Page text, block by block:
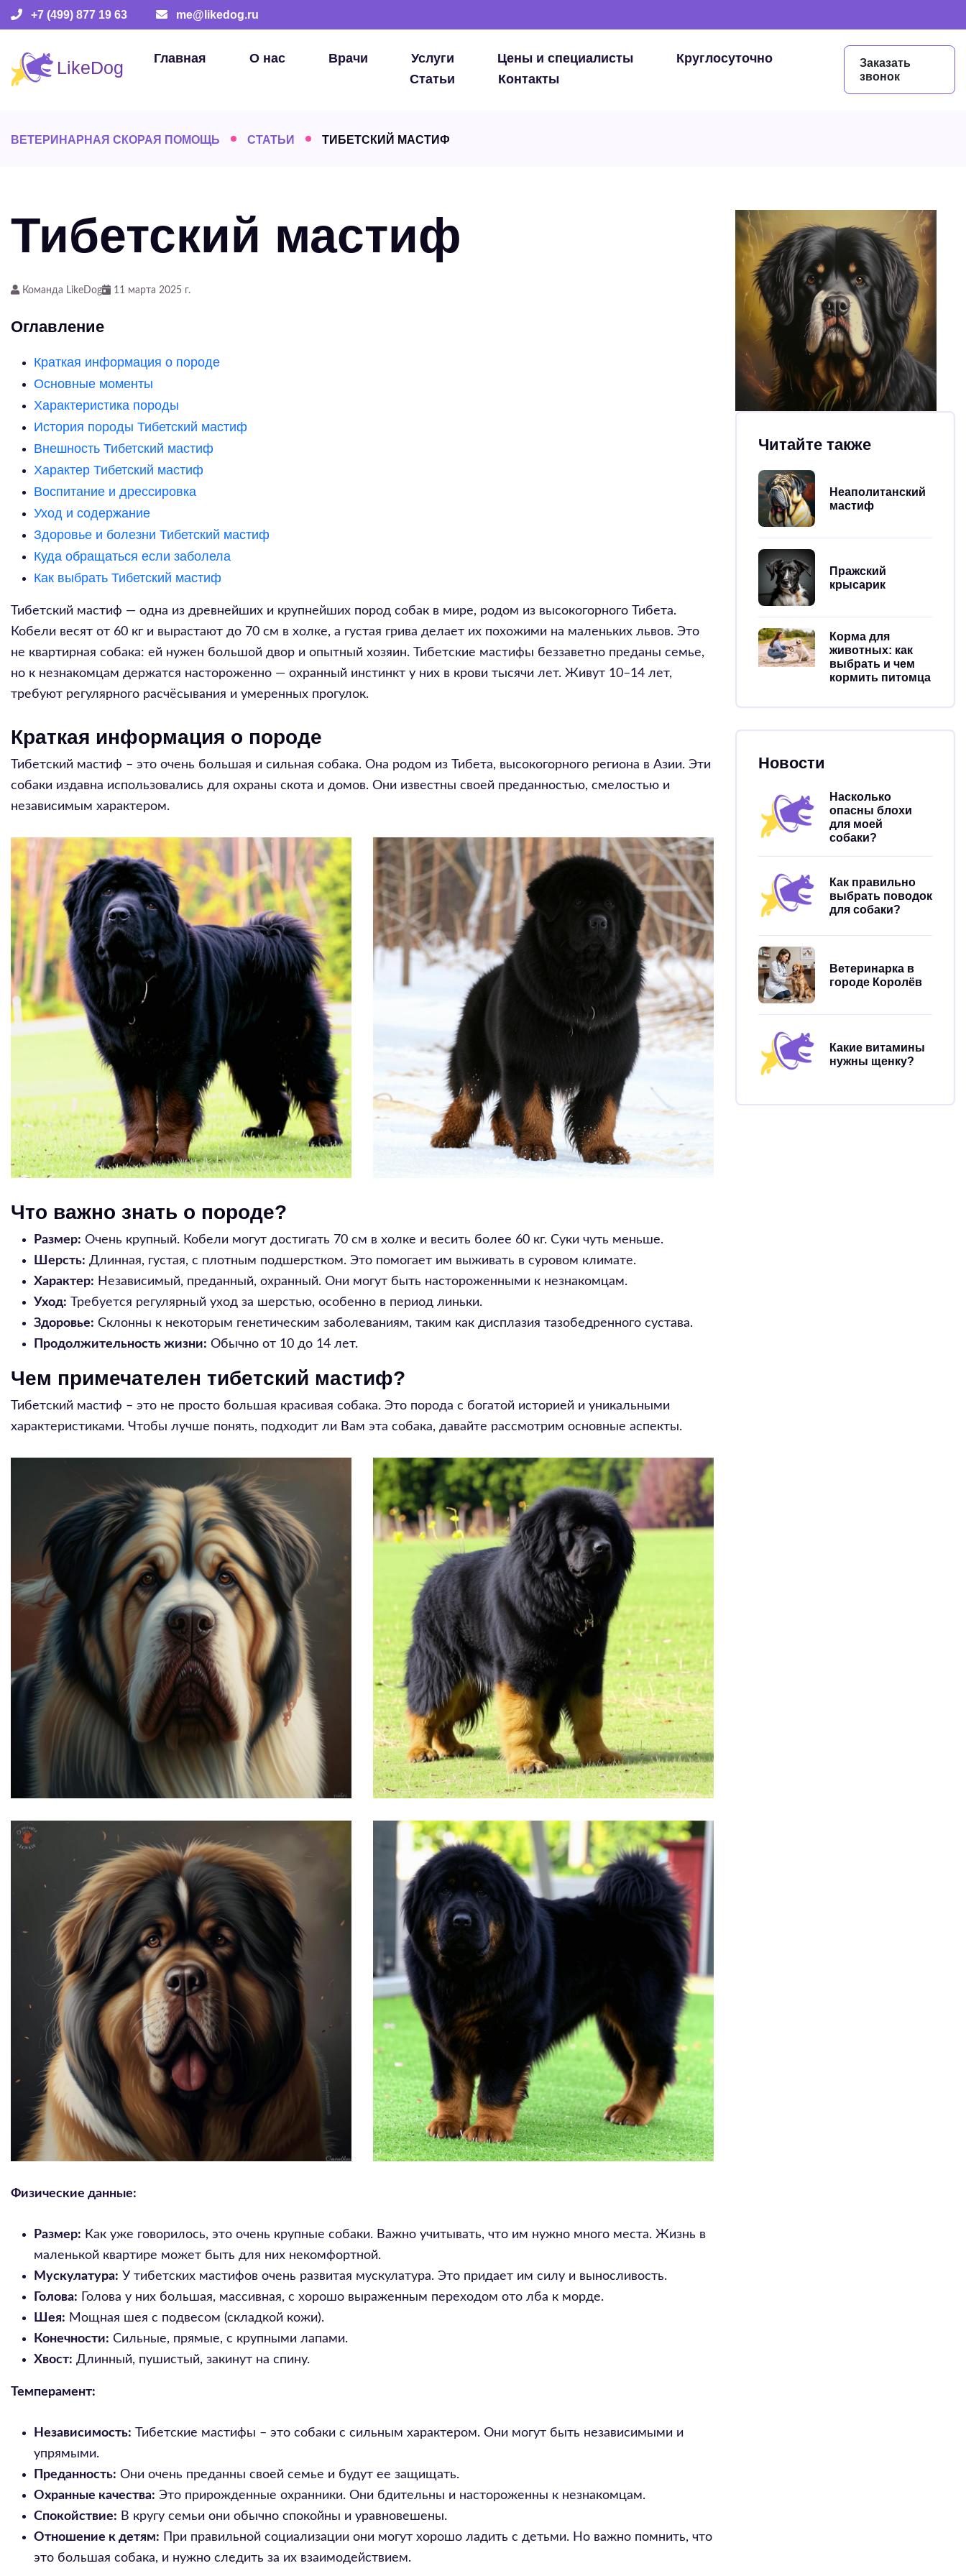
+7 (499) 877 19 63 me@likedog.ru
Главная О нас Врачи Услуги Цены и специалисты
Круглосуточно
Статьи
Контакты
Заказать
звонок
ВЕТЕРИНАРНАЯ СКОРАЯ ПОМОЩЬ СТАТЬИ ТИБЕТСКИЙ МАСТИФ
Тибетский мастиф
Команда LikeDog 11 марта 2025 г.
Оглавление
Краткая информация о породе
Основные моменты
Характеристика породы
История породы Тибетский мастиф
Внешность Тибетский мастиф
Характер Тибетский мастиф
Воспитание и дрессировка
Уход и содержание
Здоровье и болезни Тибетский мастиф
Куда обращаться если заболела
Как выбрать Тибетский мастиф
Тибетский мастиф — одна из древнейших и крупнейших пород собак в мире, родом из высокогорного Тибета.
Кобели весят от 60 кг и вырастают до 70 см в холке, а густая грива делает их похожими на маленьких львов. Это
не квартирная собака: ей нужен большой двор и опытный хозяин. Тибетские мастифы беззаветно преданы семье,
но к незнакомцам держатся настороженно — охранный инстинкт у них в крови тысячи лет. Живут 10–14 лет,
требуют регулярного расчёсывания и умеренных прогулок.
Краткая информация о породе
Тибетский мастиф – это очень большая и сильная собака. Она родом из Тибета, высокогорного региона в Азии. Эти
собаки издавна использовались для охраны скота и домов. Они известны своей преданностью, смелостью и
независимым характером.
Что важно знать о породе?
Размер: Очень крупный. Кобели могут достигать 70 см в холке и весить более 60 кг. Суки чуть меньше.
Шерсть: Длинная, густая, с плотным подшерстком. Это помогает им выживать в суровом климате.
Характер: Независимый, преданный, охранный. Они могут быть настороженными к незнакомцам.
Уход: Требуется регулярный уход за шерстью, особенно в период линьки.
Здоровье: Склонны к некоторым генетическим заболеваниям, таким как дисплазия тазобедренного сустава.
Продолжительность жизни: Обычно от 10 до 14 лет.
Чем примечателен тибетский мастиф?
Тибетский мастиф – это не просто большая красивая собака. Это порода с богатой историей и уникальными
характеристиками. Чтобы лучше понять, подходит ли Вам эта собака, давайте рассмотрим основные аспекты.
Физические данные:
Размер: Как уже говорилось, это очень крупные собаки. Важно учитывать, что им нужно много места. Жизнь в
маленькой квартире может быть для них некомфортной.
Мускулатура: У тибетских мастифов очень развитая мускулатура. Это придает им силу и выносливость.
Голова: Голова у них большая, массивная, с хорошо выраженным переходом ото лба к морде.
Шея: Мощная шея с подвесом (складкой кожи).
Конечности: Сильные, прямые, с крупными лапами.
Хвост: Длинный, пушистый, закинут на спину.
Темперамент:
Независимость: Тибетские мастифы – это собаки с сильным характером. Они могут быть независимыми и
упрямыми.
Преданность: Они очень преданны своей семье и будут ее защищать.
Охранные качества: Это прирожденные охранники. Они бдительны и настороженны к незнакомцам.
Спокойствие: В кругу семьи они обычно спокойны и уравновешены.
Отношение к детям: При правильной социализации они могут хорошо ладить с детьми. Но важно помнить, что
это большая собака, и нужно следить за их взаимодействием.
Читайте также
Неаполитанский
мастиф
Пражский
крысарик
Корма для
животных: как
выбрать и чем
кормить питомца
Новости
Насколько
опасны блохи
для моей
собаки?
Как правильно
выбрать поводок
для собаки?
Ветеринарка в
городе Королёв
Какие витамины
нужны щенку?